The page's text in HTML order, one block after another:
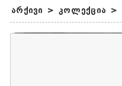
არქივი > კოლექცია >